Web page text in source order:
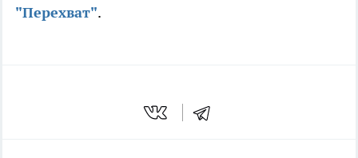
"Перехват".